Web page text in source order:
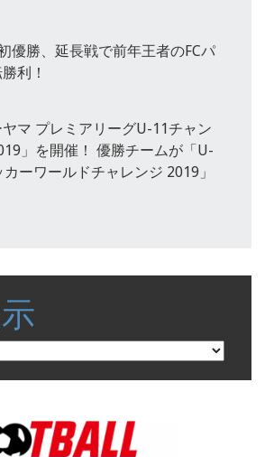
優勝、延長戦で前年王者のFCパ
利！
ヤマ プレミアリーグU-11チャン
」を開催！ 優勝チームが「U-
ーワールドチャレンジ 2019」